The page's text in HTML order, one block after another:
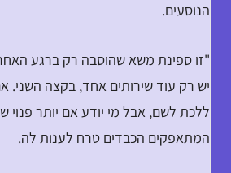
הנוסעים.
"זו ספינת משא שהוסבה רק ברגע
יש רק עוד שירותים אחד, בקצה השני.
ללכת לשם, אבל מי יודע אם יותר
המתאפקים הכבדים טרח לענות לה.